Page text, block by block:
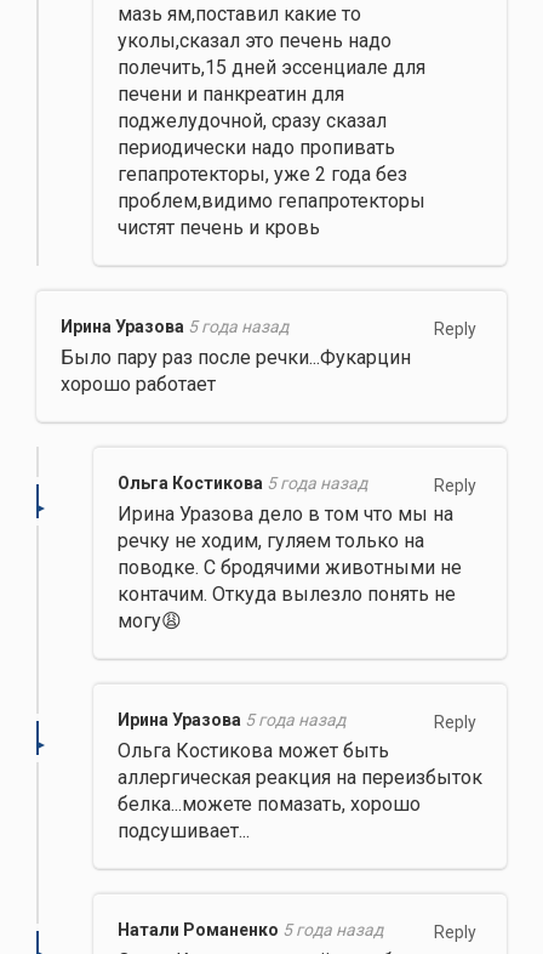
мазь ям,поставил какие то
уколы,сказал это печень надо
полечить,15 дней эссенциале для
печени и панкреатин для
поджелудочной, сразу сказал
периодически надо пропивать
гепапротекторы, уже 2 года без
проблем,видимо гепапротекторы
чистят печень и кровь
Reply
Ирина Уразова 5 года назад
Было пару раз после речки...Фукарцин
хорошо работает
Reply
Ольга Костикова 5 года назад
Ирина Уразова дело в том что мы на
речку не ходим, гуляем только на
поводке. С бродячими животными не
контачим. Откуда вылезло понять не
могу😩
Reply
Ирина Уразова 5 года назад
Ольга Костикова может быть
аллергическая реакция на переизбыток
белка...можете помазать, хорошо
подсушивает...
Reply
Натали Романенко 5 года назад